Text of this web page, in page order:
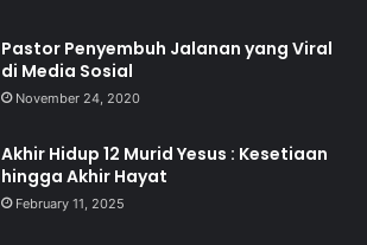
Pastor Penyembuh Jalanan yang Viral
di Media Sosial
November 24, 2020
Akhir Hidup 12 Murid Yesus : Kesetiaan
hingga Akhir Hayat
February 11, 2025